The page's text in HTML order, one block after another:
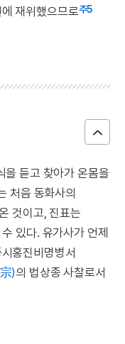
재위했으므로주5
듣고 찾아가 온몸을
처음 동화사의
것이고, 진표는
있다. 유가사가 언제
홍진비명병서
)의 법상종 사찰로서